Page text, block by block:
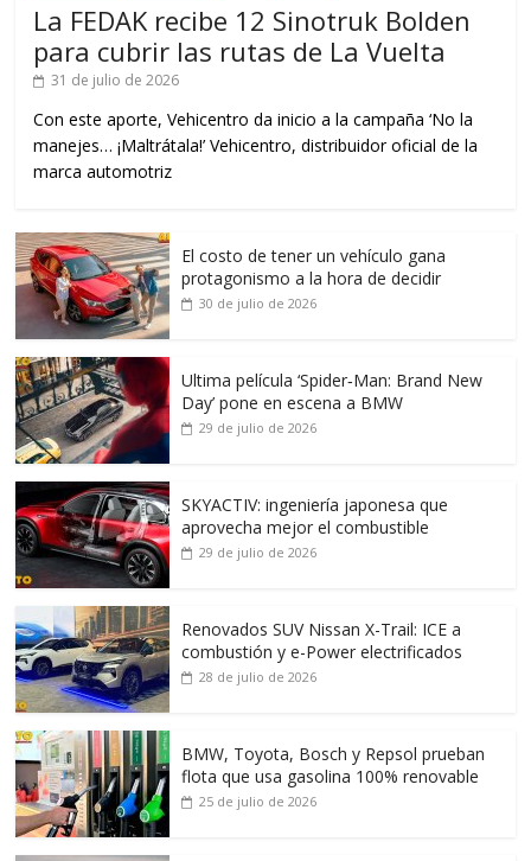
La FEDAK recibe 12 Sinotruk Bolden
para cubrir las rutas de La Vuelta
31 de julio de 2026
Con este aporte, Vehicentro da inicio a la campaña ‘No la
manejes… ¡Maltrátala!’ Vehicentro, distribuidor oficial de la
marca automotriz
El costo de tener un vehículo gana
protagonismo a la hora de decidir
30 de julio de 2026
Ultima película ‘Spider‑Man: Brand New
Day’ pone en escena a BMW
29 de julio de 2026
SKYACTIV: ingeniería japonesa que
aprovecha mejor el combustible
29 de julio de 2026
Renovados SUV Nissan X-Trail: ICE a
combustión y e-Power electrificados
28 de julio de 2026
BMW, Toyota, Bosch y Repsol prueban
flota que usa gasolina 100% renovable
25 de julio de 2026